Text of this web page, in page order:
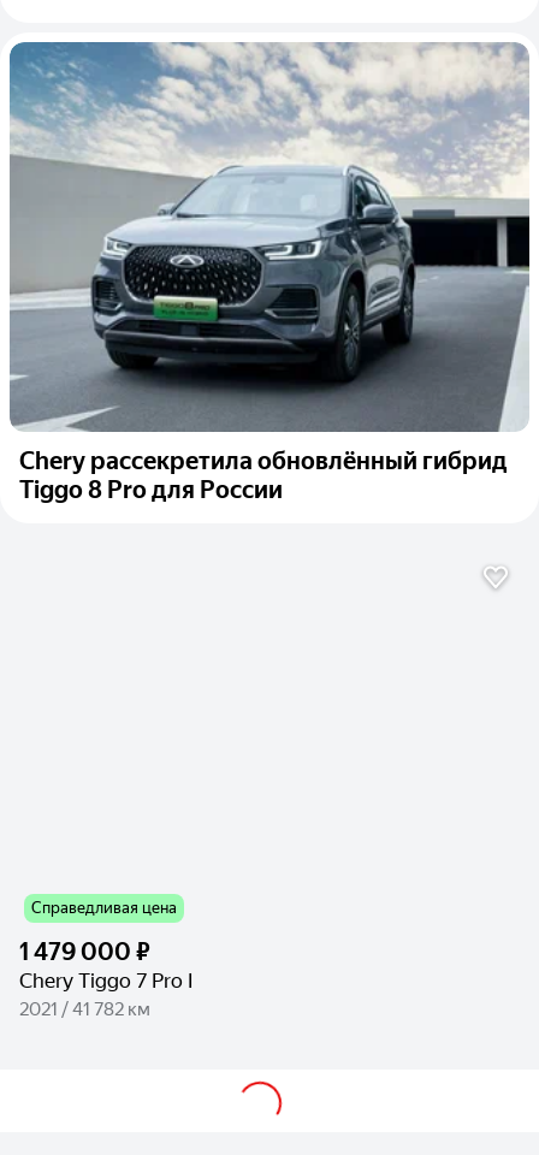
Chery рассекретила обновлённый гибрид
Tiggo 8 Pro для России
Справедливая цена
1 479 000 ₽
Chery Tiggo 7 Pro I
2021 / 41 782 км